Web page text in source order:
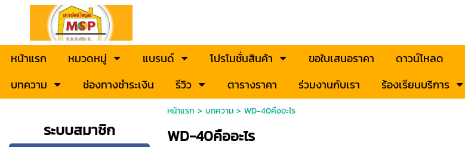
หน้าแรก หมวดหมู่ แบรนด์ โปรโมชั่นสินค้า ขอใบเสนอราคา ดาวน์โหลด
บทความ
ช่องทางชำระเงิน รีวิว ตารางราคา ร่วมงานกับเรา ร้องเรียนบริการ
ระบบสมาชิก
หน้าแรก > บทความ> WD-40คืออะไร
WD-40คืออะไร